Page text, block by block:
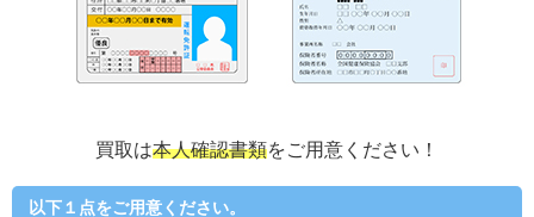
買取は本人確認書類をご用意ください！
以下１点をご用意ください。